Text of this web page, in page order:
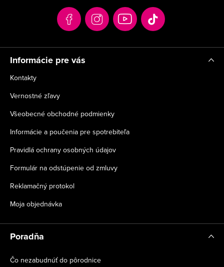
e
Informácie pre vás
Kontakty
Vernostné zľavy
Všeobecné obchodné podmienky
Informácie a poučenia pre spotrebiteľa
Pravidlá ochrany osobných údajov
Formulár na odstúpenie od zmluvy
Reklamačný protokol
Moja objednávka
Poradňa
Čo nezabudnúť do pôrodnice